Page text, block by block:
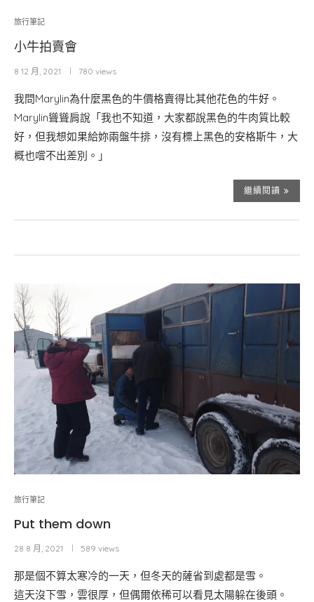
旅行筆記
小牛拍賣會
8 12 月, 2021 780 views
我問Marylin為什麼黑色的牛價格賣得比其他花色的牛好。
Marylin聳聳肩說「我也不知道，大家都說黑色的牛肉質比較
好，但我想如果給妳兩盤牛排，沒有標上黑色的安格斯牛，大
概也嚐不出差別。」
繼續閱讀
旅行筆記
Put them down
28 8 月, 2021 589 views
那是個不算太寒冷的一天，但冬天的薩省到處都是雪。
這天沒下雪，雲很厚，但偶爾依稀可以看見太陽躲在後頭。